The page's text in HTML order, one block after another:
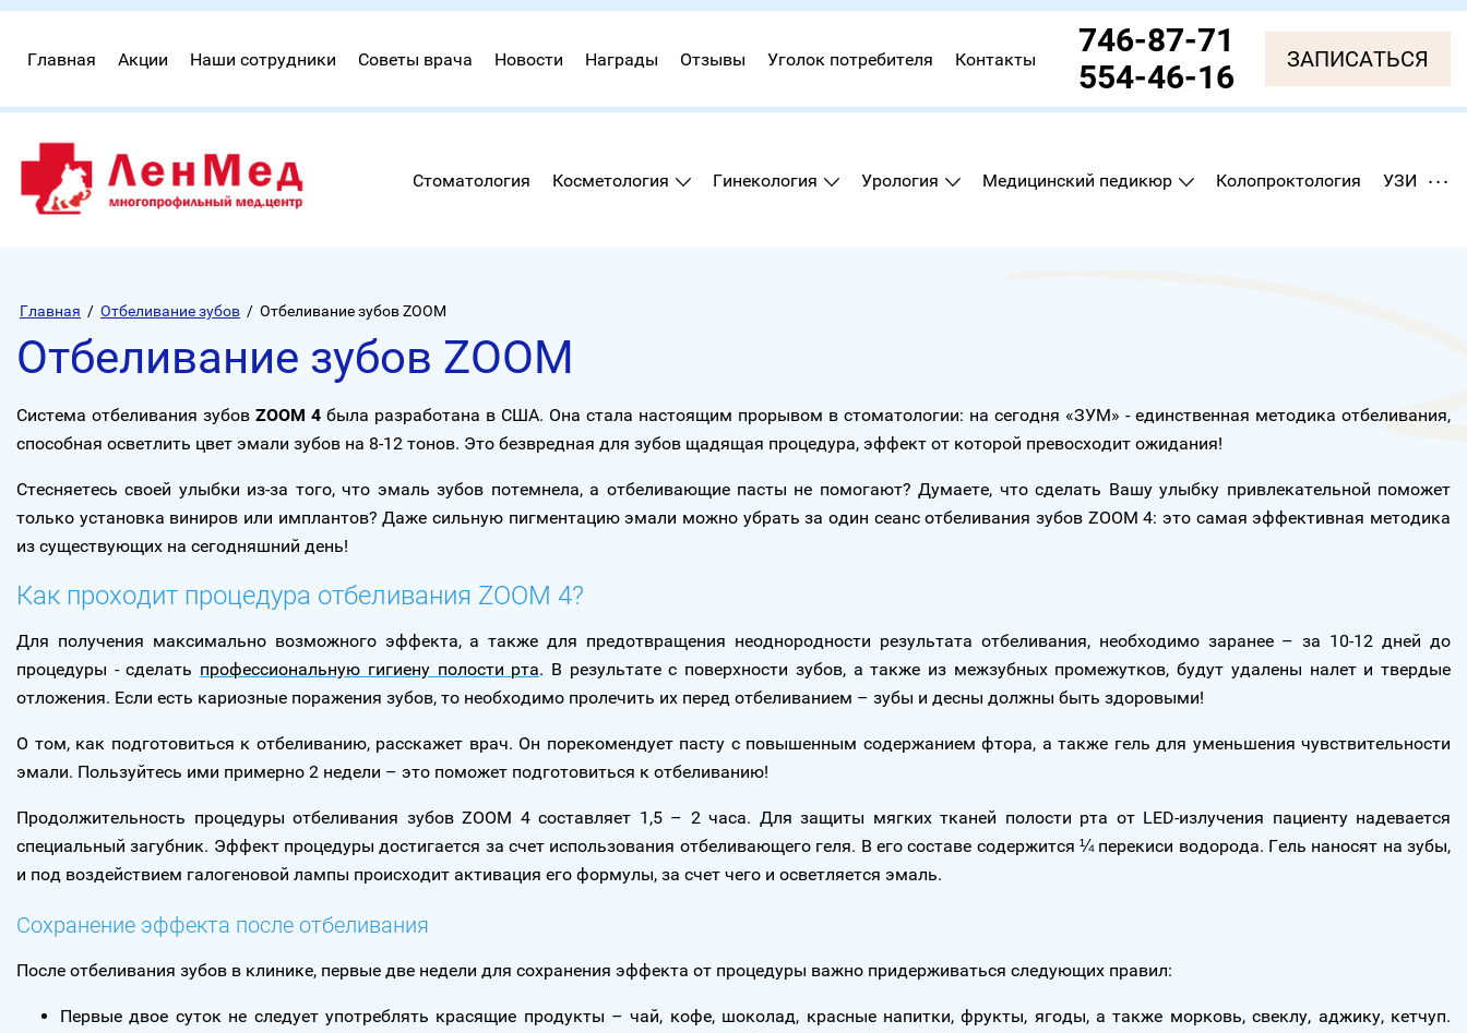
Главная Акции Наши сотрудники Советы врача Новости Награды Отзывы Уголок потребителя Контакты
746-87-71
554-46-16
ЗАПИСАТЬСЯ
Стоматология Косметология Гинекология Урология Медицинский педикюр Колопроктология УЗИ ...
Главная / Отбеливание зубов / Отбеливание зубов ZOOM
Отбеливание зубов ZOOM
Система отбеливания зубов ZOOM 4 была разработана в США. Она стала настоящим прорывом в стоматологии: на сегодня «ЗУМ» - единственная методика отбеливания,
способная осветлить цвет эмали зубов на 8-12 тонов. Это безвредная для зубов щадящая процедура, эффект от которой превосходит ожидания!
Стесняетесь своей улыбки из-за того, что эмаль зубов потемнела, а отбеливающие пасты не помогают? Думаете, что сделать Вашу улыбку привлекательной поможет
только установка виниров или имплантов? Даже сильную пигментацию эмали можно убрать за один сеанс отбеливания зубов ZOOM 4: это самая эффективная методика
из существующих на сегодняшний день!
Как проходит процедура отбеливания ZOOM 4?
Для получения максимально возможного эффекта, а также для предотвращения неоднородности результата отбеливания, необходимо заранее – за 10-12 дней до
процедуры - сделать профессиональную гигиену полости рта. В результате с поверхности зубов, а также из межзубных промежутков, будут удалены налет и твердые
отложения. Если есть кариозные поражения зубов, то необходимо пролечить их перед отбеливанием – зубы и десны должны быть здоровыми!
О том, как подготовиться к отбеливанию, расскажет врач. Он порекомендует пасту с повышенным содержанием фтора, а также гель для уменьшения чувствительности
эмали. Пользуйтесь ими примерно 2 недели – это поможет подготовиться к отбеливанию!
Продолжительность процедуры отбеливания зубов ZOOM 4 составляет 1,5 – 2 часа. Для защиты мягких тканей полости рта от LED-излучения пациенту надевается
специальный загубник. Эффект процедуры достигается за счет использования отбеливающего геля. В его составе содержится ¼ перекиси водорода. Гель наносят на зубы,
и под воздействием галогеновой лампы происходит активация его формулы, за счет чего и осветляется эмаль.
Сохранение эффекта после отбеливания
После отбеливания зубов в клинике, первые две недели для сохранения эффекта от процедуры важно придерживаться следующих правил:
Первые двое суток не следует употреблять красящие продукты – чай, кофе, шоколад, красные напитки, фрукты, ягоды, а также морковь, свеклу, аджику, кетчуп.